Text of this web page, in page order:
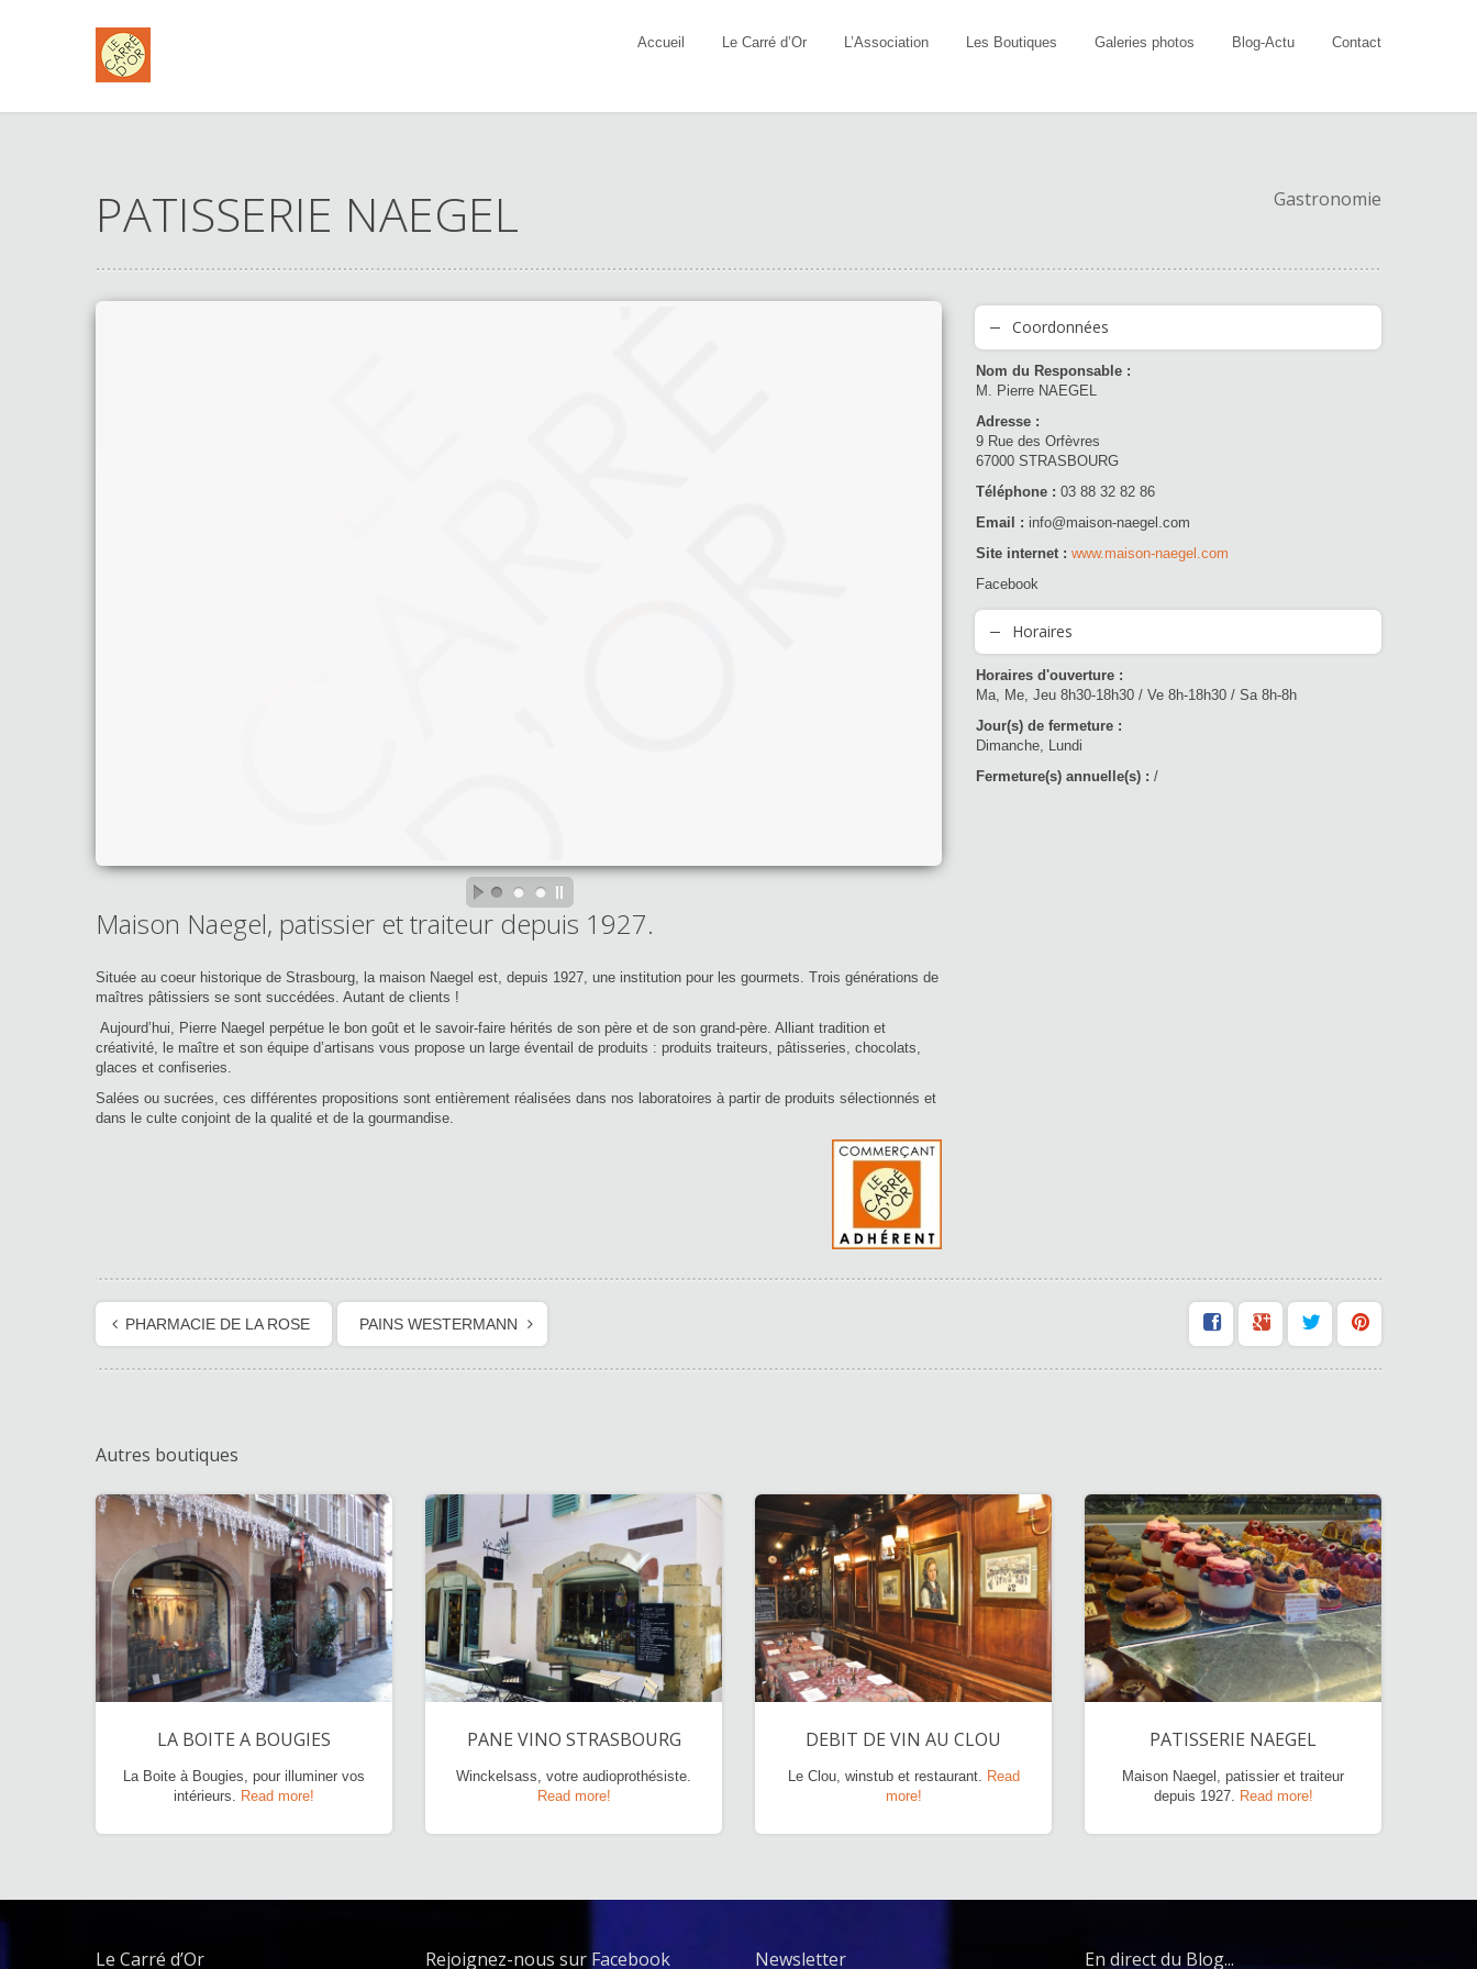
Accueil Le Carré d’Or L’Association Les Boutiques Galeries photos Blog-Actu Contact
PATISSERIE NAEGEL Gastronomie
Coordonnées
Nom du Responsable :
M. Pierre NAEGEL
Adresse :
9 Rue des Orfèvres
67000 STRASBOURG
Téléphone : 03 88 32 82 86
Email : info@maison-naegel.com
Site internet : www.maison-naegel.com
Facebook
Horaires
Horaires d'ouverture :
Ma, Me, Jeu 8h30-18h30 / Ve 8h-18h30 / Sa 8h-8h
Jour(s) de fermeture :
Dimanche, Lundi
Fermeture(s) annuelle(s) : /
Maison Naegel, patissier et traiteur depuis 1927.
Située au coeur historique de Strasbourg, la maison Naegel est, depuis 1927, une institution pour les gourmets. Trois générations de
maîtres pâtissiers se sont succédées. Autant de clients !
Aujourd’hui, Pierre Naegel perpétue le bon goût et le savoir-faire hérités de son père et de son grand-père. Alliant tradition et
créativité, le maître et son équipe d’artisans vous propose un large éventail de produits : produits traiteurs, pâtisseries, chocolats,
glaces et confiseries.
Salées ou sucrées, ces différentes propositions sont entièrement réalisées dans nos laboratoires à partir de produits sélectionnés et
dans le culte conjoint de la qualité et de la gourmandise.
PHARMACIE DE LA ROSE PAINS WESTERMANN
Autres boutiques
LA BOITE A BOUGIES
La Boite à Bougies, pour illuminer vos
intérieurs. Read more!
PANE VINO STRASBOURG
Winckelsass, votre audioprothésiste.
Read more!
DEBIT DE VIN AU CLOU
Le Clou, winstub et restaurant. Read
more!
PATISSERIE NAEGEL
Maison Naegel, patissier et traiteur
depuis 1927. Read more!
Le Carré d’Or Rejoignez-nous sur Facebook Newsletter En direct du Blog...